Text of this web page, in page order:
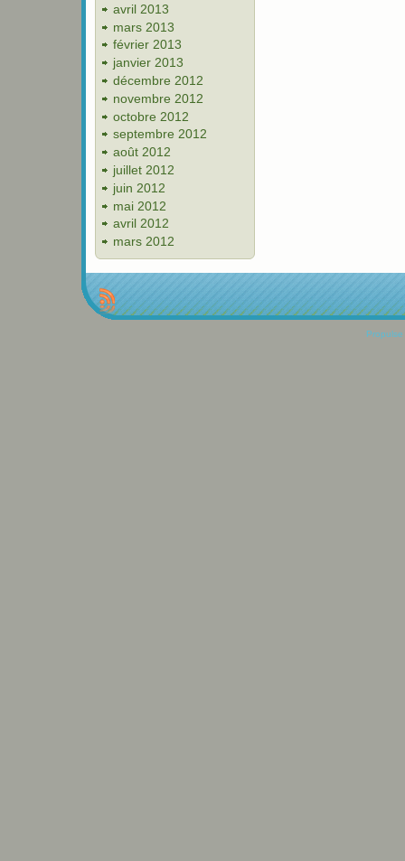
avril 2013
mars 2013
février 2013
janvier 2013
décembre 2012
novembre 2012
octobre 2012
septembre 2012
août 2012
juillet 2012
juin 2012
mai 2012
avril 2012
mars 2012